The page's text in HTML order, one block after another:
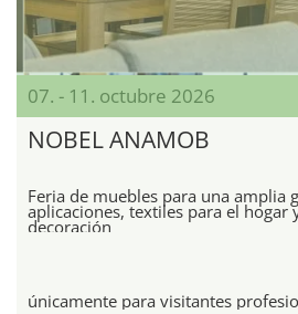
07. - 11. octubre 2026
NOBEL ANAMOB
Feria de muebles para una amplia
aplicaciones, textiles para el hogar
decoración
únicamente para visitantes